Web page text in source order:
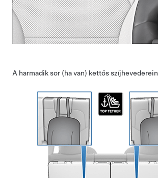
A harmadik sor (ha van) kettős